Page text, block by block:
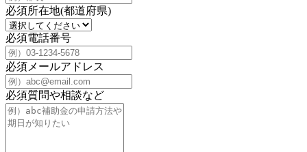
必須所在地(都道府県)
必須電話番号
必須 メールアドレス
必須質問や相談など